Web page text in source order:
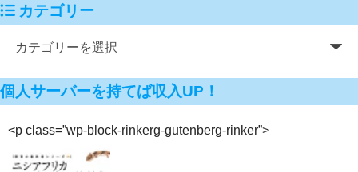
カテゴリー
個人サーバーを持てば収入UP！
<p class=”wp-block-rinkerg-gutenberg-rinker”>